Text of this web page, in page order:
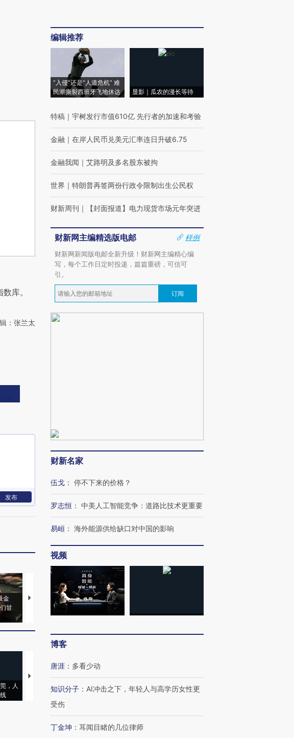
库。
：张兰太
发布
金
甘
马航飞行员跨国走私7万
粒摇头丸 尿检体内含3种
视线｜被称为“蟑螂”的印
度Z世代 用街头抗争将教
育部长拱下台
飞地休达
，人
【推广】走进第四届链博
会，让数智科技“链”接产
【特别呈现】寻找100种
有意思的生活方式·第三对
【商旅对话】华住集团
CFO：不靠规模取胜，华
住三大增长引擎是什么？
编辑推荐
“入侵”还是“人道危机” 难
民潮撕裂西班牙飞地休达
显影｜瓜农的漫长等待
特稿 ｜ 宇树发行市值610亿 先行者的加速和考验
金融 ｜ 在岸人民币兑美元汇率连日升破6.75
金融我闻 ｜ 艾路明及多名股东被拘
世界 ｜ 特朗普再签两份行政令限制出生公民权
财新周刊 ｜ 【封面报道】电力现货市场元年突进
财新网主编精选版电邮
样例
财新网新闻版电邮全新升级！财新网主编精心编
写，每个工作日定时投递，篇篇重磅，可信可
引。
订阅
财新名家
伍戈 ： 停不下来的价格？
罗志恒 ： 中美人工智能竞争：道路比技术更重要
易峘 ： 海外能源供给缺口对中国的影响
视频
博客
唐涯 ： 多看少动
知识分子 ： AI冲击之下，年轻人与高学历女性更
受伤
丁金坤 ： 耳闻目睹的几位律师